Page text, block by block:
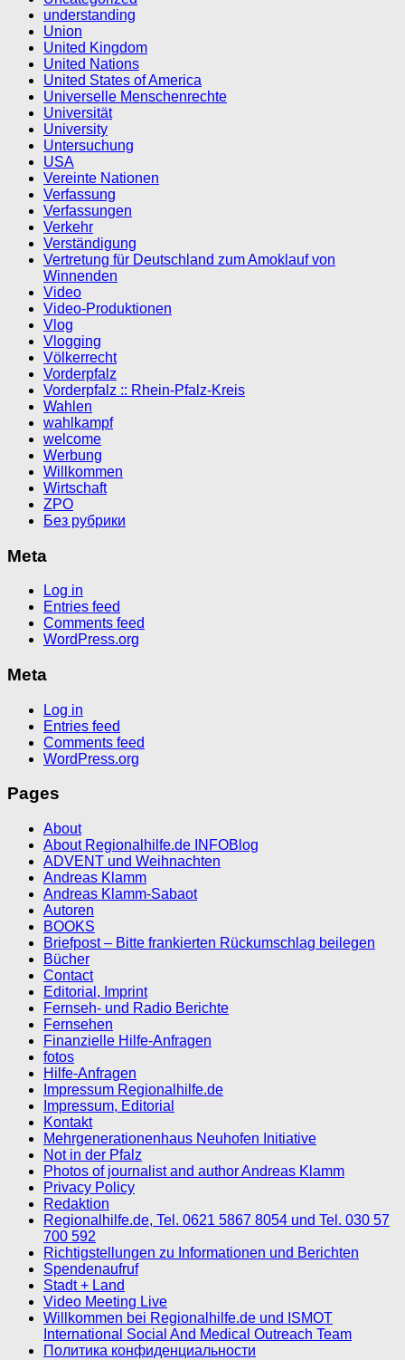
understanding
Union
United Kingdom
United Nations
United States of America
Universelle Menschenrechte
Universität
University
Untersuchung
USA
Vereinte Nationen
Verfassung
Verfassungen
Verkehr
Verständigung
Vertretung für Deutschland zum Amoklauf von
Winnenden
Video
Video-Produktionen
Vlog
Vlogging
Völkerrecht
Vorderpfalz
Vorderpfalz :: Rhein-Pfalz-Kreis
Wahlen
wahlkampf
welcome
Werbung
Willkommen
Wirtschaft
ZPO
Без рубрики
Meta
Log in
Entries feed
Comments feed
WordPress.org
Meta
Log in
Entries feed
Comments feed
WordPress.org
Pages
About
About Regionalhilfe.de INFOBlog
ADVENT und Weihnachten
Andreas Klamm
Andreas Klamm-Sabaot
Autoren
BOOKS
Briefpost – Bitte frankierten Rückumschlag beilegen
Bücher
Contact
Editorial, Imprint
Fernseh- und Radio Berichte
Fernsehen
Finanzielle Hilfe-Anfragen
fotos
Hilfe-Anfragen
Impressum Regionalhilfe.de
Impressum, Editorial
Kontakt
Mehrgenerationenhaus Neuhofen Initiative
Not in der Pfalz
Photos of journalist and author Andreas Klamm
Privacy Policy
Redaktion
Regionalhilfe.de, Tel. 0621 5867 8054 und Tel. 030 57
700 592
Richtigstellungen zu Informationen und Berichten
Spendenaufruf
Stadt + Land
Video Meeting Live
Willkommen bei Regionalhilfe.de und ISMOT
International Social And Medical Outreach Team
Политика конфиденциальности